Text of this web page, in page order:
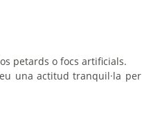
petards o focs artificials.
una actitud tranquil·la per